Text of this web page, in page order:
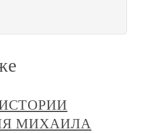
МИХАИЛА